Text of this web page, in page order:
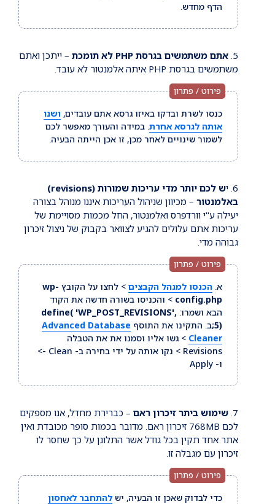
הדף מחדש.
אתם משתמשים בגרסת PHP לא תומכת
– ייתכן ואתם
משתמשים בגרסת PHP איתה אלמנטור לא עובד.
כנסו לשרת ובדקו באיזו גרסא אתם עובדים, ושנו
אותה לגרסא אחרת. במידה והעורך מאפשר לכם
לשמור שינויים לאחר מכן, זו אכן הייתה הבעיה.
י
ש לכם יותר מדי עריכות שמורות (revisions)
באלמנטור – מכיוון שניהול העריכות איננו מנוהל בצורה
יעילה ע"י וורדפרס ואלמנטור, החל מכמות מסויימת של
עריכות אתם עלולים להגיע לצוואר בקבוק של ניצול זיכרון
גבוהה מדי.
א. הכנסו למנהל הקבצים > לחצו על הקובץ wp-
config.php > והכניסו בשורה חדשה את הקוד
הבא ושמרו: define( 'WP_POST_REVISIONS',
5); ב. התקינו את התוסף Advanced Database
Cleaner > גשו אליו וסמנו את את הטבלה
Revisions > נקו אותה על ידי בחירה ב- Clean ->
ו- Apply
שימוש ביתר זיכרון ראם – כברירת מחדל, אנו מספקים
לכם 768MB זיכרון ראם. מדובר בכמות סופר מכובדת ואין
אתר אחד תקין בכל גודל אשר התלונן על כך שחסר לו
זיכרון עם מגבלה זו.
כדי לבדוק שאכן זו הבעיה, יש להתחבר לאחסון